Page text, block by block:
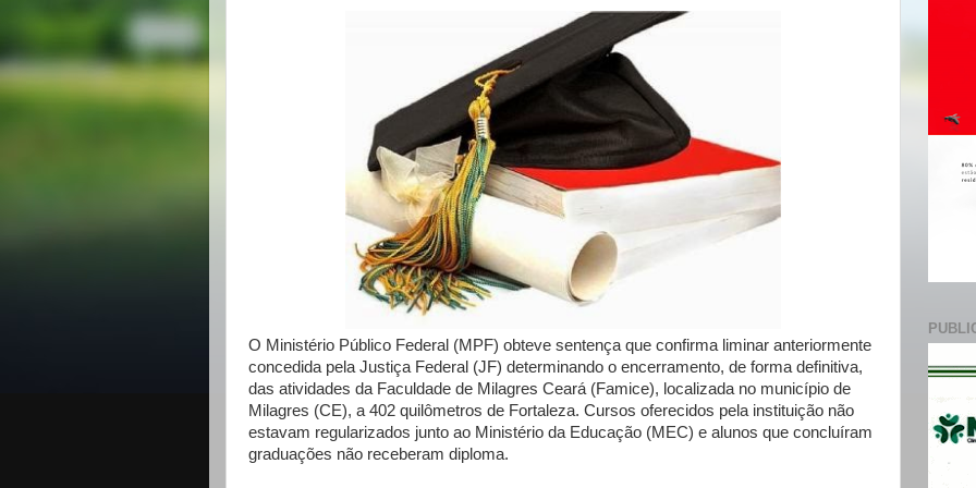
O Ministério Público Federal (MPF) obteve sentença que confirma liminar anteriormente
concedida pela Justiça Federal (JF) determinando o encerramento, de forma definitiva,
das atividades da Faculdade de Milagres Ceará (Famice), localizada no município de
Milagres (CE), a 402 quilômetros de Fortaleza. Cursos oferecidos pela instituição não
estavam regularizados junto ao Ministério da Educação (MEC) e alunos que concluíram
graduações não receberam diploma.